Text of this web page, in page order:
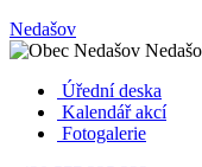
Nedašov
Úřední deska
Kalendář akcí
Fotogalerie